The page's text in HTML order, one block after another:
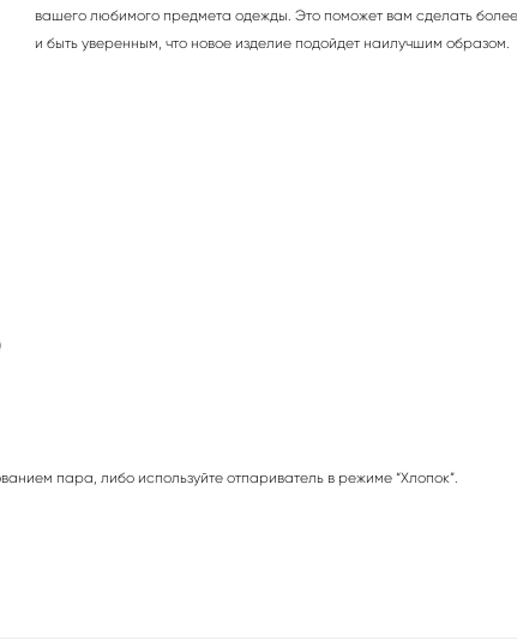
вашего любимого предмета одежды. Это поможет вам сделать
и быть уверенным, что новое изделие подойдет наилучшим образом.
пара, либо используйте отпариватель в режиме “Хлопок”.